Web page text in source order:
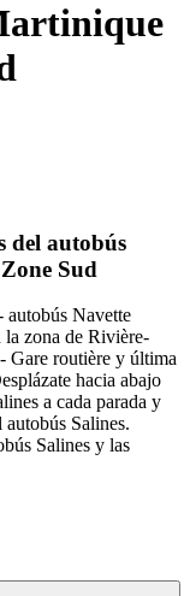
del autobús
Sud
autobús Navette
la zona de Rivière-
Gare routière y última
hacia abajo
a cada parada y
Salines.
Salines y las